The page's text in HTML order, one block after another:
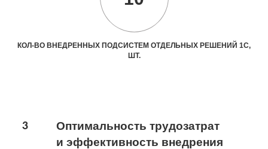
КОЛ-ВО ВНЕДРЕННЫХ ПОДСИСТЕМ ОТДЕЛЬНЫХ РЕШЕНИЙ 1С,
ШТ.
3
Оптимальность трудозатрат
и эффективность внедрения